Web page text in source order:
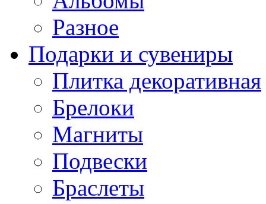
Разное
Подарки и сувениры
Плитка декоративная
Брелоки
Магниты
Подвески
Браслеты